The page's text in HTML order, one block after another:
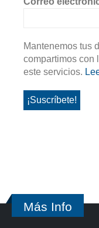
Mantenemos tus
compartimos con
este servicios.
Más Info